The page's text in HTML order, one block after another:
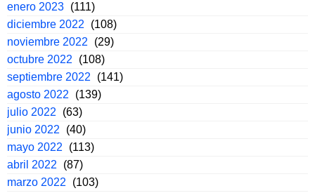
enero 2023 (111)
diciembre 2022
(108)
noviembre 2022
(29)
octubre 2022
(108)
septiembre 2022
(141)
agosto 2022
(139)
julio 2022
(63)
junio 2022
(40)
mayo 2022
(113)
abril 2022
(87)
marzo 2022
(103)